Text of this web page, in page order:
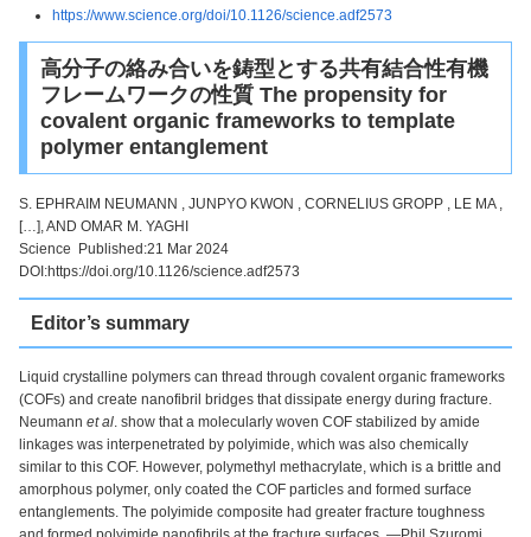
https://www.science.org/doi/10.1126/science.adf2573
高分子の絡み合いを鋳型とする共有結合性有機
フレームワークの性質 The propensity for
covalent organic frameworks to template
polymer entanglement
S. EPHRAIM NEUMANN , JUNPYO KWON , CORNELIUS GROPP , LE MA ,
[…], AND OMAR M. YAGHI
Science Published:21 Mar 2024
DOI:https://doi.org/10.1126/science.adf2573
Editor’s summary
Liquid crystalline polymers can thread through covalent organic frameworks
(COFs) and create nanofibril bridges that dissipate energy during fracture.
Neumann et al . show that a molecularly woven COF stabilized by amide
linkages was interpenetrated by polyimide, which was also chemically
similar to this COF. However, polymethyl methacrylate, which is a brittle and
amorphous polymer, only coated the COF particles and formed surface
entanglements. The polyimide composite had greater fracture toughness